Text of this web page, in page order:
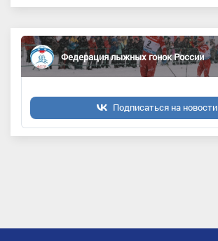
Федерация лыжных гонок России
Подписаться на новости